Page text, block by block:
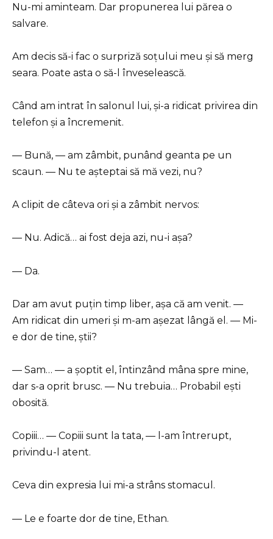
Nu-mi aminteam. Dar propunerea lui părea o
salvare.
Am decis să-i fac o surpriză soțului meu și să merg
seara. Poate asta o să-l înveselească.
Când am intrat în salonul lui, și-a ridicat privirea din
telefon și a încremenit.
— Bună, — am zâmbit, punând geanta pe un
scaun. — Nu te așteptai să mă vezi, nu?
A clipit de câteva ori și a zâmbit nervos:
— Nu. Adică… ai fost deja azi, nu-i așa?
— Da.
Dar am avut puțin timp liber, așa că am venit. —
Am ridicat din umeri și m-am așezat lângă el. — Mi-
e dor de tine, știi?
— Sam… — a șoptit el, întinzând mâna spre mine,
dar s-a oprit brusc. — Nu trebuia… Probabil ești
obosită.
Copiii… — Copiii sunt la tata, — l-am întrerupt,
privindu-l atent.
Ceva din expresia lui mi-a strâns stomacul.
— Le e foarte dor de tine, Ethan.